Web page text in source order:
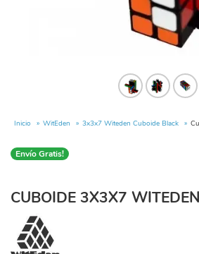
Inicio WitEden 3x3x7 Witeden Cuboide Black
Envío Gratis!
CUBOIDE 3X3X7